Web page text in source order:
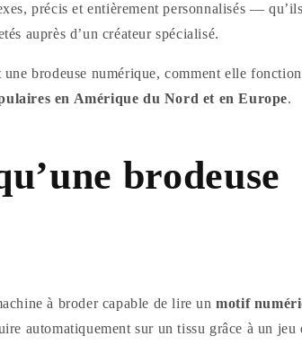
précis et entièrement personnalisés —
auprès d’un créateur spécialisé.
brodeuse numérique, comment elle
en Amérique du Nord et en Europe.
brodeuse
à broder capable de lire unmotif
automatiquement sur un tissu grâce à un jeu